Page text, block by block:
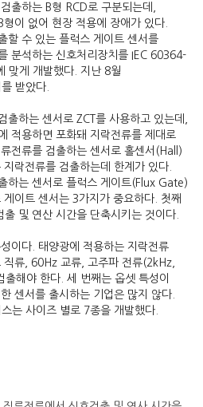
출하는 B형 RCD로 구분되는데,
이 없어 현장 적용에 장애가 있다.
할 수 있는 플럭스 게이트 센서를
분석하는 신호처리장치를 IEC 60364-
맞게 개발했다. 지난 8월
받았다.
출하는 센서로 ZCT를 사용하고 있는데,
적용하면 포화돼 지락전류를 제대로
전류를 검출하는 센서로 홀센서(Hall)
락전류를 검출하는데 한계가 있다.
하는 센서로 플럭스 게이트(Flux Gate)
이트 센서는 3가지가 중요하다. 첫째
출 및 연산 시간을 단축시키는 것이다.
이다. 태양광에 적용하는 지락전류
직류, 60Hz 교류, 고주파 전류(2kHz,
해야 한다. 세 번째는 옵셋 특성이
센서를 출시하는 기업은 많지 않다.
는 사이즈 별로 7종을 개발했다.